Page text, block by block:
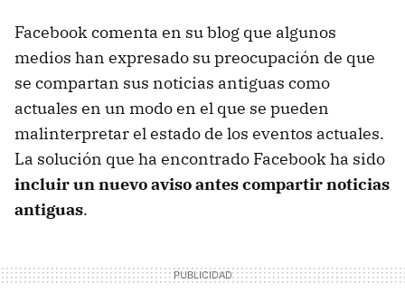
Facebook comenta en su blog que algunos
medios han expresado su preocupación de que
se compartan sus noticias antiguas como
actuales en un modo en el que se pueden
malinterpretar el estado de los eventos actuales.
La solución que ha encontrado Facebook ha sido
incluir un nuevo aviso antes compartir noticias
antiguas.